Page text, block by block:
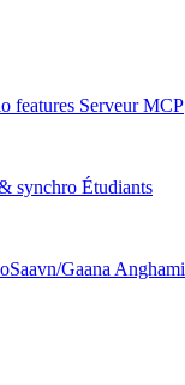
features Serveur MCP
synchro Étudiants
Gaana Anghami